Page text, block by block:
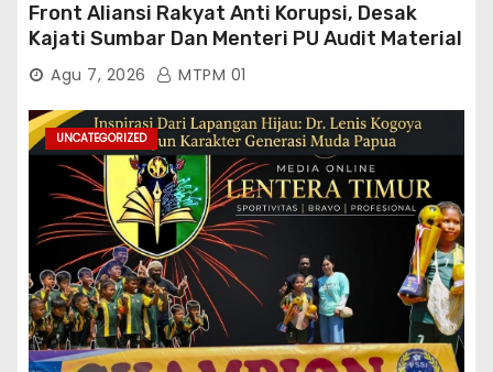
Front Aliansi Rakyat Anti Korupsi, Desak
Kajati Sumbar Dan Menteri PU Audit Material
PT. Brantas Abipraya Kontrak No :
06.Nopember 2025 s.d 31 Maret 2026
Sumber Dana: APBN Nilai Kontrak : Rp
76.130.630.000.00,- Diduga Ka.Balai BWSS V
Padang Tutup Mata
Agu 7, 2026 MTPM 01
UNCATEGORIZED